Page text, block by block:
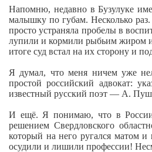
Напомню, недавно в Бузулуке
малышку по губам. Несколько
просто устраняла пробелы в
лупили и кормили рыбьим жиром
итоге суд встал на их сторону и
Я думал, что меня ничем уже
простой российский адвокат:
известный русский поэт — А.
И ещё. Я понимаю, что в России
решением Свердловского
который на него ругался матом и
осудили и лишили профессии!